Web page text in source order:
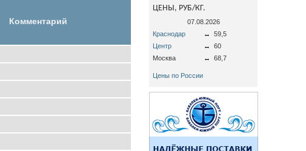
Комментарий
ЦЕНЫ, РУБ/КГ.
07.08.2026
Краснодар
↔
59,5
Центр
↔
60
Москва
↔ 68,7
Цены по России